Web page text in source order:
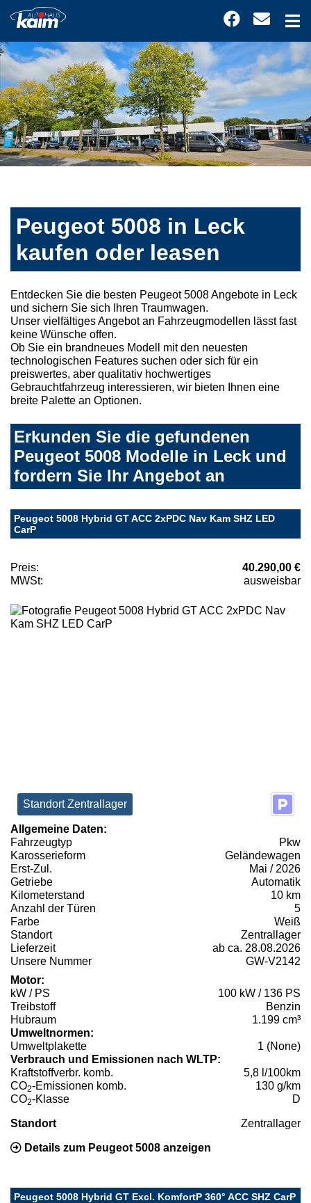
Peugeot 5008 in Leck
kaufen oder leasen
Entdecken Sie die besten Peugeot 5008 Angebote in Leck
und sichern Sie sich Ihren Traumwagen.
Unser vielfältiges Angebot an Fahrzeugmodellen lässt fast
keine Wünsche offen.
Ob Sie ein brandneues Modell mit den neuesten
technologischen Features suchen oder sich für ein
preiswertes, aber qualitativ hochwertiges
Gebrauchtfahrzeug interessieren, wir bieten Ihnen eine
breite Palette an Optionen.
Erkunden Sie die gefundenen
Peugeot 5008 Modelle in Leck und
fordern Sie Ihr Angebot an
Peugeot 5008 Hybrid GT ACC 2xPDC Nav Kam SHZ LED
CarP
Preis:
40.290,00 €
MWSt:
ausweisbar
Standort Zentrallager
Allgemeine Daten:
Fahrzeugtyp
Pkw
Karosserieform
Geländewagen
Erst-Zul.
Mai / 2026
Getriebe
Automatik
Kilometerstand
10 km
Anzahl der Türen
5
Farbe
Weiß
Standort
Zentrallager
Lieferzeit
ab ca. 28.08.2026
Unsere Nummer
GW-V2142
Motor:
kW / PS
100 kW / 136 PS
Treibstoff
Benzin
Hubraum
1.199 cm³
Umweltnormen:
Umweltplakette
1 (None)
Verbrauch und Emissionen nach WLTP:
Kraftstoffverbr. komb.
5,8 l/100km
CO2-Emissionen komb.
130 g/km
CO2-Klasse D
Standort Zentrallager
Details zum Peugeot 5008 anzeigen
Peugeot 5008 Hybrid GT Excl. KomfortP 360° ACC SHZ CarP